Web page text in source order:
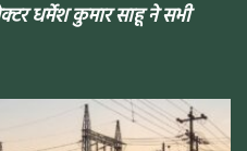
धर्मेश कुमार साहू ने सभी